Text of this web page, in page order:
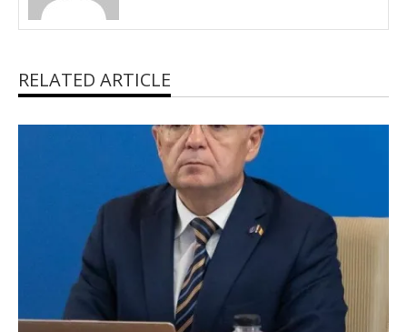
RELATED ARTICLE